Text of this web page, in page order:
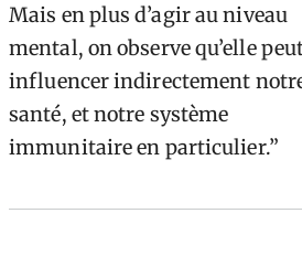
Mais en plus d’agir au niveau
mental, on observe qu’elle
influencer indirectement
santé, et notre système
immunitaire en particulier.